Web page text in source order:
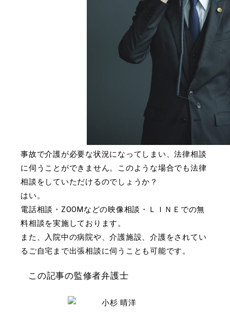
事故で介護が必要な状況になってしまい、法律相談
に伺うことができません。このような場合でも法律
相談をしていただけるのでしょうか？
はい。
電話相談・ZOOMなどの映像相談・ＬＩＮＥでの無
料相談を実施しております。
また、入院中の病院や、介護施設、介護をされてい
るご自宅まで出張相談に伺うことも可能です。
この記事の監修者弁護士